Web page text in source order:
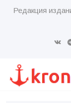
Редакция